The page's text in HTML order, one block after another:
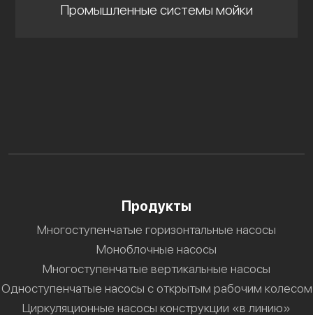
Промышленные системы мойки
Продукты
Многоступенчатые горизонтальные насосы
Моноблочные насосы
Многоступенчатые вертикальные насосы
Одноступенчатые насосы с открытым рабочим колесом
Циркуляционные насосы конструкции «в линию»